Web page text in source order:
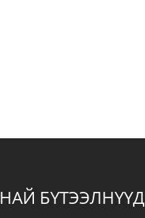
БҮТЭЭЛНҮҮД